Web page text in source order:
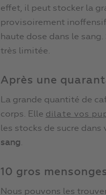
effet, il peut stocker la
provisoirement
haute dose dans le
très limitée.
Après une
La grande quantité de
corps. Elle dilate vos
les stocks de sucre
sang.
10 gros
Nous pouvons les